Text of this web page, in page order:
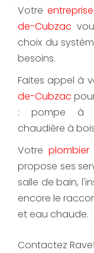
Votre
de-Cubzac
choix du
besoins.
Faites appel à
de-Cubzac
: pompe à
chaudière à
Votre
propose ses
salle de bain,
encore le
et eau chaude.
Contactez